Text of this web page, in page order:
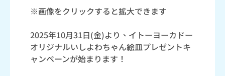
※画像をクリックすると拡大できます
2025年10月31日(金)より、イトーヨーカドー
オリジナルいしよわちゃん絵皿プレゼントキ
ャンペーンが始まります！